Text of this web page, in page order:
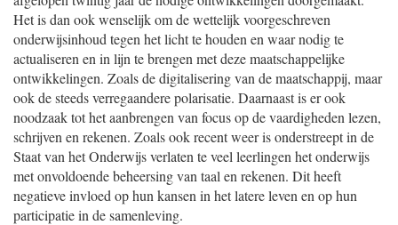
Het is dan ook wenselijk om de wettelijk voorgeschreven
onderwijsinhoud tegen het licht te houden en waar nodig te
actualiseren en in lijn te brengen met deze maatschappelijke
ontwikkelingen. Zoals de digitalisering van de maatschappij, maar
ook de steeds verregaandere polarisatie. Daarnaast is er ook
noodzaak tot het aanbrengen van focus op de vaardigheden lezen,
schrijven en rekenen. Zoals ook recent weer is onderstreept in de
Staat van het Onderwijs verlaten te veel leerlingen het onderwijs
met onvoldoende beheersing van taal en rekenen. Dit heeft
negatieve invloed op hun kansen in het latere leven en op hun
participatie in de samenleving.